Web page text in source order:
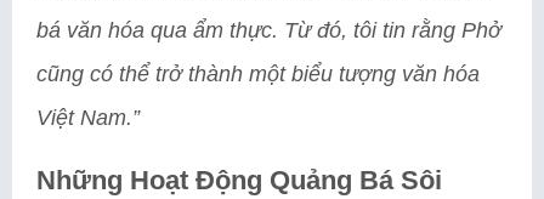
bá văn hóa qua ẩm thực. Từ đó, tôi tin rằng Phở
cũng có thể trở thành một biểu tượng văn hóa
Việt Nam.”
Những Hoạt Động Quảng Bá Sôi